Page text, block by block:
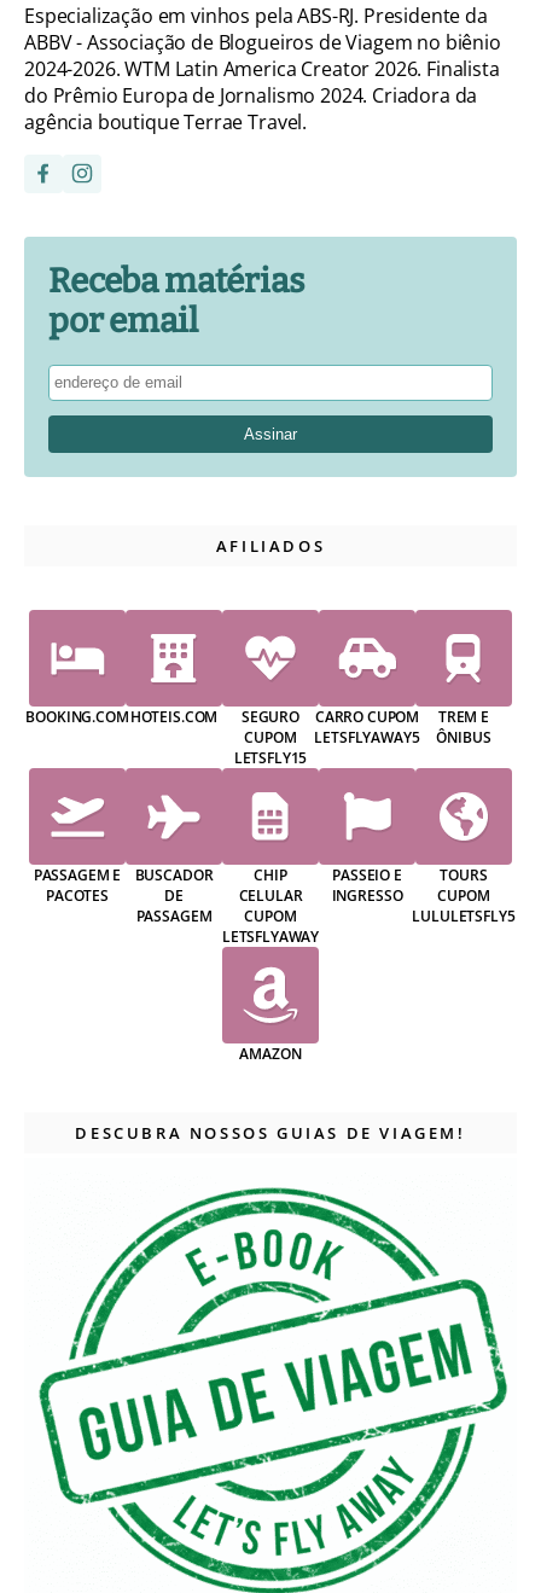
Especialização em vinhos pela ABS-RJ. Presidente da
ABBV - Associação de Blogueiros de Viagem no biênio
2024-2026. WTM Latin America Creator 2026. Finalista
do Prêmio Europa de Jornalismo 2024. Criadora da
agência boutique Terrae Travel.
Receba matérias
por email
AFILIADOS
BOOKING.COMHOTEIS.COM
SEGURO
CUPOM
LETSFLY15
CARRO CUPOM
LETSFLYAWAY5
TREM E
ÔNIBUS
PASSAGEM E
PACOTES
BUSCADOR
DE
PASSAGEM
CHIP
CELULAR
CUPOM
LETSFLYAWAY
PASSEIO E
INGRESSO
TOURS
CUPOM
LULULETSFLY5
AMAZON
DESCUBRA NOSSOS GUIAS DE VIAGEM!